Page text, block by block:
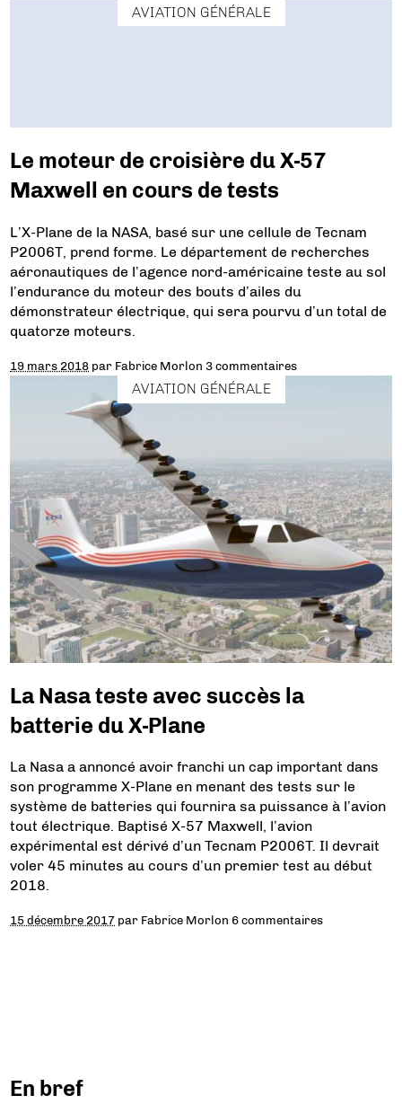
AVIATION GÉNÉRALE
Le moteur de croisière du X-57
Maxwell en cours de tests
L’X-Plane de la NASA, basé sur une cellule de Tecnam
P2006T, prend forme. Le département de recherches
aéronautiques de l’agence nord-américaine teste au sol
l’endurance du moteur des bouts d’ailes du
démonstrateur électrique, qui sera pourvu d’un total de
quatorze moteurs.
19 mars 2018 par Fabrice Morlon 3 commentaires
AVIATION GÉNÉRALE
La Nasa teste avec succès la
batterie du X-Plane
La Nasa a annoncé avoir franchi un cap important dans
son programme X-Plane en menant des tests sur le
système de batteries qui fournira sa puissance à l’avion
tout électrique. Baptisé X-57 Maxwell, l’avion
expérimental est dérivé d’un Tecnam P2006T. Il devrait
voler 45 minutes au cours d’un premier test au début
2018.
15 décembre 2017 par Fabrice Morlon 6 commentaires
En bref